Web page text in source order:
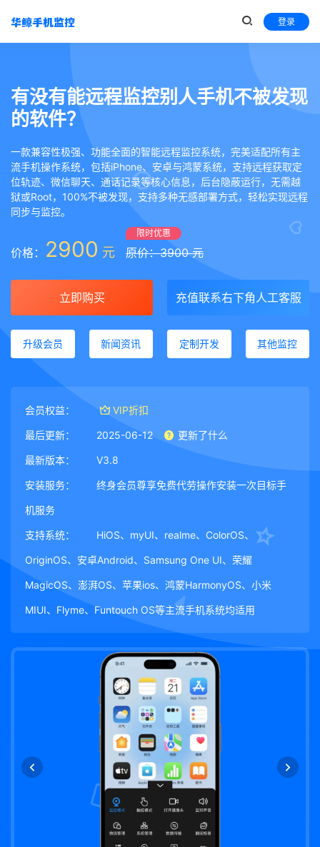
登录
有没有能远程监控别人手机不被发现
的软件？
一款兼容性极强、功能全面的智能远程监控系统，完美适配所有主
流手机操作系统，包括iPhone、安卓与鸿蒙系统，支持远程获取定
位轨迹、微信聊天、通话记录等核心信息，后台隐蔽运行，无需越
狱或Root，100%不被发现，支持多种无感部署方式，轻松实现远程
同步与监控。
价格： 2900 元
限时优惠
原价：3900 元
立即购买 充值联系右下角人工客服
升级会员 新闻资讯 定制开发 其他监控
会员权益： VIP折扣
最后更新： 2025-06-12 更新了什么
最新版本： V3.8
安装服务： 终身会员尊享免费代劳操作安装一次目标手
机服务
支持系统： HiOS、myUI、realme、ColorOS、
OriginOS、安卓Android、Samsung One UI、荣耀
MagicOS、澎湃OS、苹果ios、鸿蒙HarmonyOS、小米
MIUI、Flyme、Funtouch OS等主流手机系统均适用